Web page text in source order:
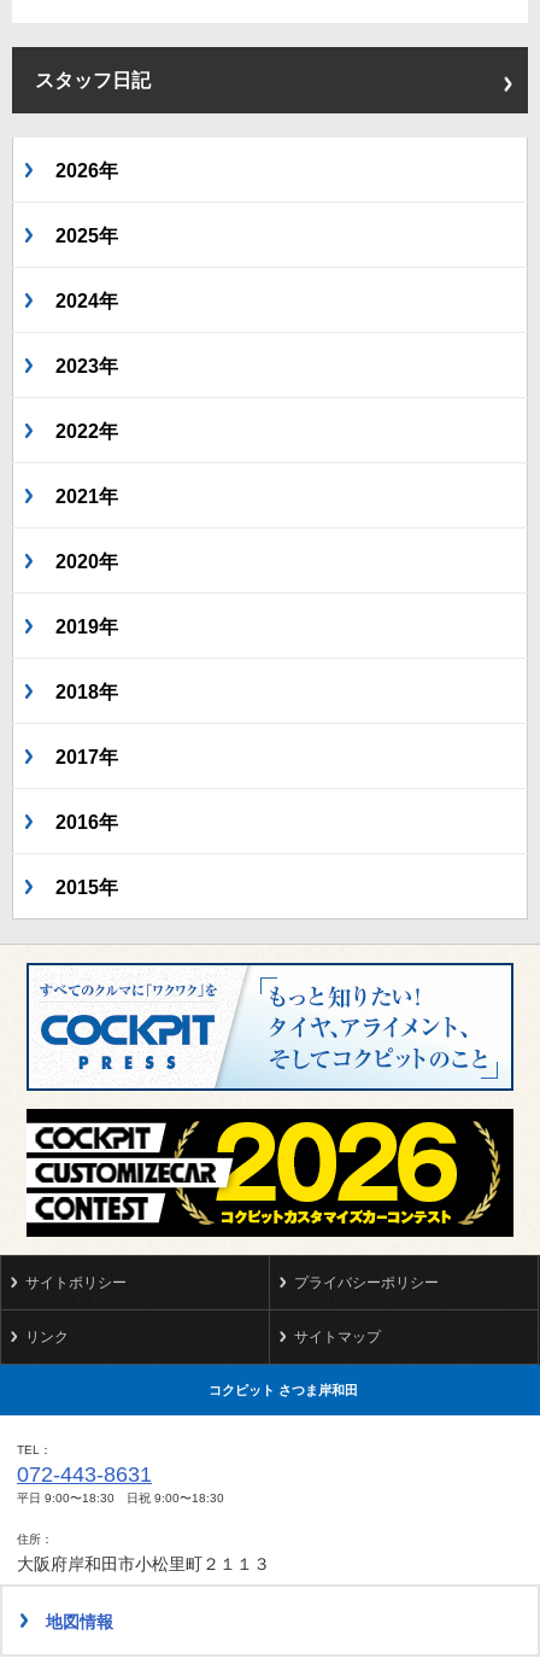
スタッフ日記
2026年
2025年
2024年
2023年
2022年
2021年
2020年
2019年
2018年
2017年
2016年
2015年
サイトポリシー プライバシーポリシー
リンク サイトマップ
コクピット さつま岸和田
TEL
072-443-8631
平日 9:00〜18:30 日祝 9:00〜18:30
住所
大阪府岸和田市小松里町２１１３
地図情報